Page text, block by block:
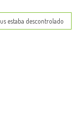
estaba descontrolado